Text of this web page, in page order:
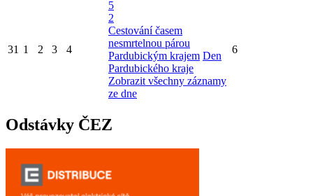
31 1 2 3 4
5
2
Cestování časem
nesmrtelnou párou
Pardubickým krajem Den
Pardubického kraje
Zobrazit všechny záznamy
ze dne
6
Odstávky ČEZ